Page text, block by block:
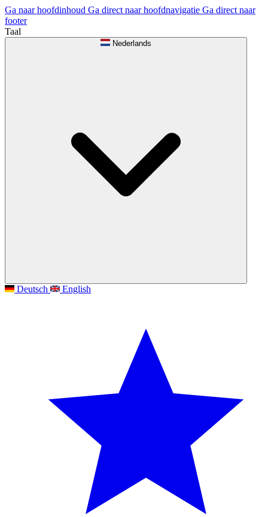
Ga naar hoofdinhoud Ga direct naar hoofdnavigatie Ga direct naar
footer
Taal
Nederlands
Deutsch English